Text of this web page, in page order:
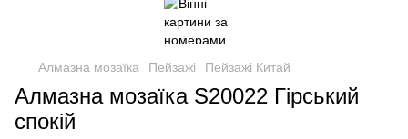
Алмазна мозаїка Пейзажі Пейзажі Китай
Алмазна мозаїка S20022 Гірський
спокій